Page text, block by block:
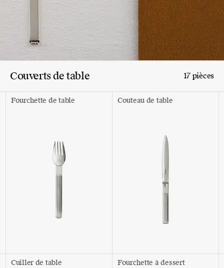
Couverts de table 17 pièces
Fourchette de table Couteau de table
Cuiller de table Fourchette à dessert